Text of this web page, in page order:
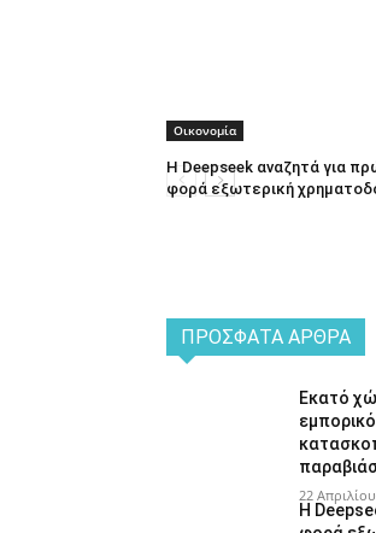
Οικονομία
Η Deepseek αναζητά για
φορά εξωτερική
ΠΡΌΣΦΑΤΑ ΆΡΘΡΑ
Εκατό
22
Η